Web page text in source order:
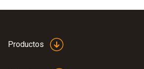
análisis especiales en el sector
Productos